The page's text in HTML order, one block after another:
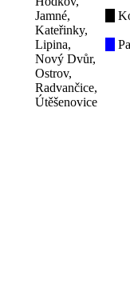
Jamné,
Kateřinky,
Lipina,
Nový Dvůr,
Ostrov,
Radvančice,
Útěšenovice